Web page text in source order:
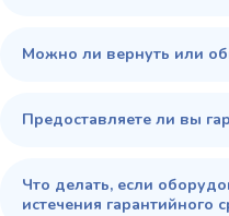
Можно ли вернуть или
Предоставляете ли вы
Что делать, если
истечения гарантийного